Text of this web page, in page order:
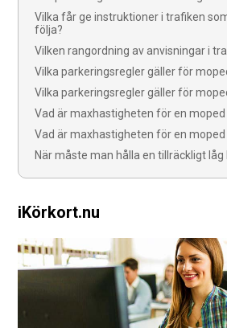
Vilka får ge instruktioner i trafiken
följa?
Vilken rangordning av anvisningar i
Vilka parkeringsregler gäller för
Vilka parkeringsregler gäller för
Vad är maxhastigheten för en moped
Vad är maxhastigheten för en moped
När måste man hålla en tillräckligt låg
iKörkort.nu